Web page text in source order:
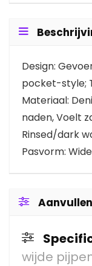
Design:
pocket-style;
Materiaal:
naden, Voelt
Rinsed/dark
Pasvorm:
wijde